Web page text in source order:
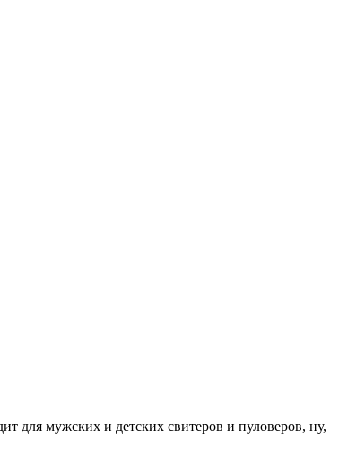
для мужских и детских свитеров и пуловеров, ну,